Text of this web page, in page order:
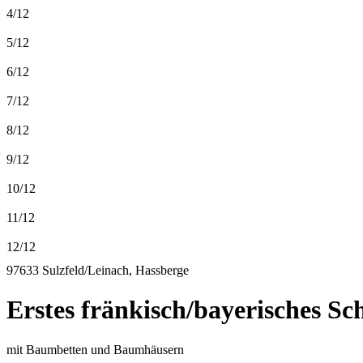
4/12
5/12
6/12
7/12
8/12
9/12
10/12
11/12
12/12
97633 Sulzfeld/Leinach, Hassberge
Erstes fränkisch/bayerisches
mit Baumbetten und Baumhäusern